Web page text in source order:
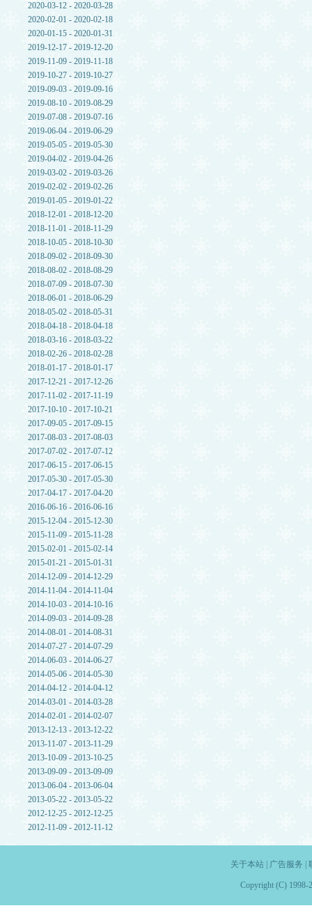
2020-03-12 - 2020-03-28
2020-02-01 - 2020-02-18
2020-01-15 - 2020-01-31
2019-12-17 - 2019-12-20
2019-11-09 - 2019-11-18
2019-10-27 - 2019-10-27
2019-09-03 - 2019-09-16
2019-08-10 - 2019-08-29
2019-07-08 - 2019-07-16
2019-06-04 - 2019-06-29
2019-05-05 - 2019-05-30
2019-04-02 - 2019-04-26
2019-03-02 - 2019-03-26
2019-02-02 - 2019-02-26
2019-01-05 - 2019-01-22
2018-12-01 - 2018-12-20
2018-11-01 - 2018-11-29
2018-10-05 - 2018-10-30
2018-09-02 - 2018-09-30
2018-08-02 - 2018-08-29
2018-07-09 - 2018-07-30
2018-06-01 - 2018-06-29
2018-05-02 - 2018-05-31
2018-04-18 - 2018-04-18
2018-03-16 - 2018-03-22
2018-02-26 - 2018-02-28
2018-01-17 - 2018-01-17
2017-12-21 - 2017-12-26
2017-11-02 - 2017-11-19
2017-10-10 - 2017-10-21
2017-09-05 - 2017-09-15
2017-08-03 - 2017-08-03
2017-07-02 - 2017-07-12
2017-06-15 - 2017-06-15
2017-05-30 - 2017-05-30
2017-04-17 - 2017-04-20
2016-06-16 - 2016-06-16
2015-12-04 - 2015-12-30
2015-11-09 - 2015-11-28
2015-02-01 - 2015-02-14
2015-01-21 - 2015-01-31
2014-12-09 - 2014-12-29
2014-11-04 - 2014-11-04
2014-10-03 - 2014-10-16
2014-09-03 - 2014-09-28
2014-08-01 - 2014-08-31
2014-07-27 - 2014-07-29
2014-06-03 - 2014-06-27
2014-05-06 - 2014-05-30
2014-04-12 - 2014-04-12
2014-03-01 - 2014-03-28
2014-02-01 - 2014-02-07
2013-12-13 - 2013-12-22
2013-11-07 - 2013-11-29
2013-10-09 - 2013-10-25
2013-09-09 - 2013-09-09
2013-06-04 - 2013-06-04
2013-05-22 - 2013-05-22
2012-12-25 - 2012-12-25
2012-11-09 - 2012-11-12
关于本站| 广告服务
Copyright (C) 1998-